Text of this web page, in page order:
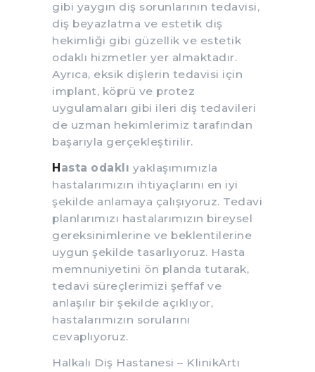
gibi yaygın diş sorunlarının tedavisi,
diş beyazlatma ve estetik diş
hekimliği gibi güzellik ve estetik
odaklı hizmetler yer almaktadır.
Ayrıca, eksik dişlerin tedavisi için
implant, köprü ve protez
uygulamaları gibi ileri diş tedavileri
de uzman hekimlerimiz tarafından
başarıyla gerçekleştirilir.
H asta odaklı yaklaşımımızla
hastalarımızın ihtiyaçlarını en iyi
şekilde anlamaya çalışıyoruz. Tedavi
planlarımızı hastalarımızın bireysel
gereksinimlerine ve beklentilerine
uygun şekilde tasarlıyoruz. Hasta
memnuniyetini ön planda tutarak,
tedavi süreçlerimizi şeffaf ve
anlaşılır bir şekilde açıklıyor,
hastalarımızın sorularını
cevaplıyoruz.
Halkalı Diş Hastanesi – KlinikArtı